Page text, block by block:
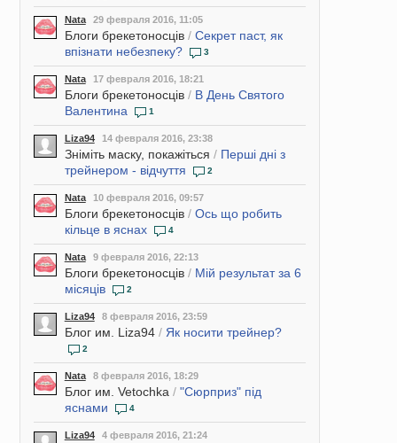
Nata 29 февраля 2016, 11:05
Блоги брекетоносців/ Секрет паст, як
впізнати небезпеку?
3
Nata 17 февраля 2016, 18:21
Блоги брекетоносців/ В День Святого
Валентина
1
Liza94 14 февраля 2016, 23:38
Зніміть маску, покажіться / Перші дні з
трейнером - відчуття
2
Nata 10 февраля 2016, 09:57
Блоги брекетоносців/ Ось що робить
кільце в яснах
4
Nata 9 февраля 2016, 22:13
Блоги брекетоносців/ Мій результат за 6
місяців
2
Liza94 8 февраля 2016, 23:59
Блог им. Liza94/ Як носити трейнер?
2
Nata 8 февраля 2016, 18:29
Блог им. Vetochka / "Сюрприз" під
яснами
4
Liza94 4 февраля 2016, 21:24